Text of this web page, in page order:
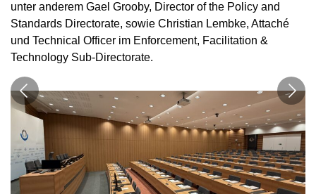
unter anderem Gael Grooby, Director of the Policy and
Standards Directorate, sowie Christian Lembke, Attaché
und Technical Officer im Enforcement, Facilitation &
Technology Sub-Directorate.